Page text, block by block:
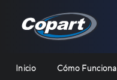
Inicio Cómo Funciona